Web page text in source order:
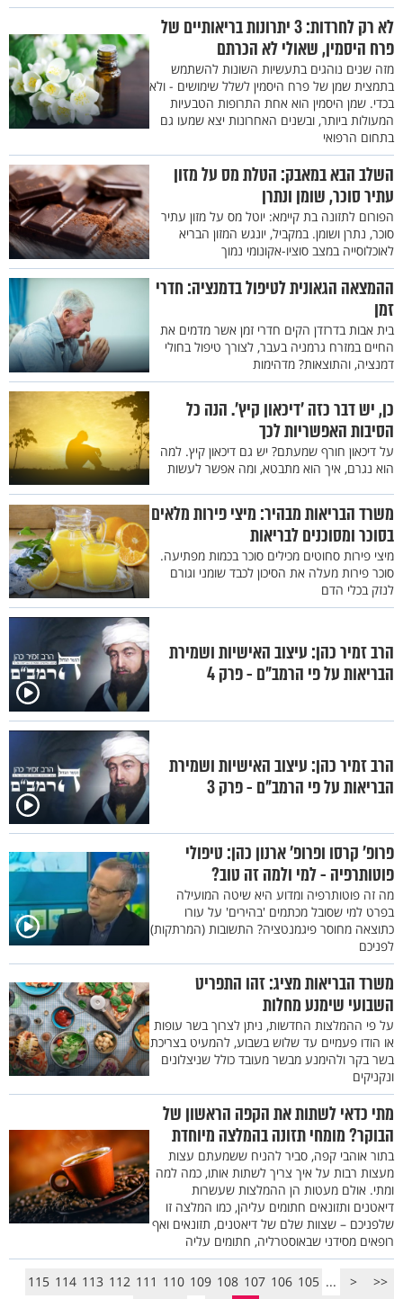
לא רק לחרדות: 3 יתרונות בריאותיים של
פרח היסמין, שאולי לא הכרתם
מזה שנים נוהגים בתעשיות השונות להשתמש
בתמצית שמן של פרח היסמין לשלל שימושים - ולא
בכדי. שמן היסמין הוא אחת התרופות הטבעיות
המעולות ביותר, ובשנים האחרונות יצא שמעו גם
בתחום הרפואי
השלב הבא במאבק: הטלת מס על מזון
עתיר סוכר, שומן ונתרן
הפורום לתזונה בת קיימא: יוטל מס על מזון עתיר
סוכר, נתרן ושומן. במקביל, יונגש המזון הבריא
לאוכלוסייה במצב סוציו-אקונומי נמוך
ההמצאה הגאונית לטיפול בדמנציה: חדרי
זמן
בית אבות בדרזדן הקים חדרי זמן אשר מדמים את
החיים במזרח גרמניה בעבר, לצורך טיפול בחולי
דמנציה, והתוצאות? מדהימות
כן, יש דבר כזה 'דיכאון קיץ'. הנה כל
הסיבות האפשריות לכך
על דיכאון חורף שמעתם? יש גם דיכאון קיץ. למה
הוא נגרם, איך הוא מתבטא, ומה אפשר לעשות
משרד הבריאות מבהיר: מיצי פירות מלאים
בסוכר ומסוכנים לבריאות
מיצי פירות סחוטים מכילים סוכר בכמות מפתיעה.
סוכר פירות מעלה את הסיכון לכבד שומני וגורם
לנזק בכלי הדם
הרב זמיר כהן: עיצוב האישיות ושמירת
הבריאות על פי הרמב״ם - פרק 4
הרב זמיר כהן: עיצוב האישיות ושמירת
הבריאות על פי הרמב״ם - פרק 3
פרופ’ קרסו ופרופ’ ארנון כהן: טיפולי
פוטותרפיה - למי ולמה זה טוב?
מה זה פוטותרפיה ומדוע היא שיטה המועילה
בפרט למי שסובל מכתמים 'בהירים' על עורו
כתוצאה מחוסר פיגמנטציה? התשובות (המרתקות)
לפניכם
משרד הבריאות מציג: זהו התפריט
השבועי שימנע מחלות
על פי ההמלצות החדשות, ניתן לצרוך בשר עופות
או הודו פעמיים עד שלוש בשבוע, להמעיט בצריכת
בשר בקר ולהימנע מבשר מעובד כולל שניצלונים
ונקניקים
מתי כדאי לשתות את הקפה הראשון של
הבוקר? מומחי תזונה בהמלצה מיוחדת
בתור אוהבי קפה, סביר להניח ששמעתם עצות
מעצות רבות על איך צריך לשתות אותו, כמה למה
ומתי. אולם מעטות הן ההמלצות שעשרות
דיאטנים ותזונאים חתומים עליהן, כמו המלצה זו
שלפניכם – שצוות שלם של דיאטנים, תזונאים ואף
רופאים מסידני שבאוסטרליה, חתומים עליה
<<
<
...
105
106
107
108
109
110
111
112
113
114
115